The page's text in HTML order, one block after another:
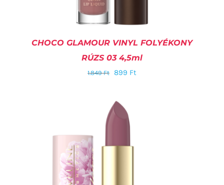
KOSÁRBA TESZEM
CHOCO GLAMOUR VINYL FOLYÉKONY
RÚZS 03 4,5ml
1.849Ft 899 Ft